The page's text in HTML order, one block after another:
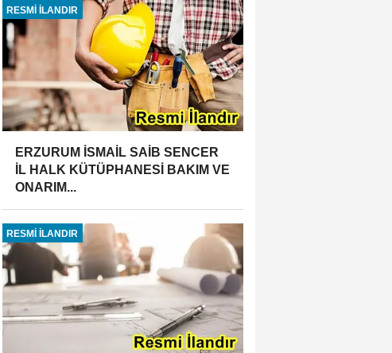
RESMİ İLANDIR
ERZURUM İSMAİL SAİB SENCER
İL HALK KÜTÜPHANESİ BAKIM VE
ONARIM...
RESMİ İLANDIR